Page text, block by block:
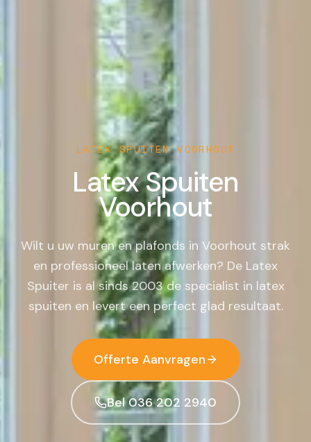
LATEX SPUITENVOORHOUT
Latex Spuiten
Voorhout
Wilt u uw muren en plafonds in Voorhout strak
en professioneel laten afwerken? De Latex
Spuiter is al sinds 2003 de specialist in latex
spuiten en levert een perfect glad resultaat.
Offerte Aanvragen
Bel 036 202 2940